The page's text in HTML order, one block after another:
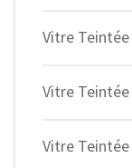
Vitre
Vitre
Vitre